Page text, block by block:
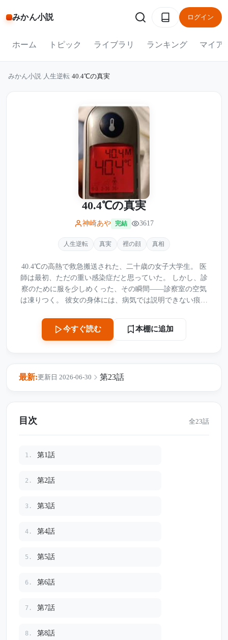
みかん小説 ログイン
ホーム トピック ライブラリ ランキング マイア
みかん小説 人生逆転 40.4℃の真実
40.4℃の真実
神崎あや 完結 3617
人生逆転 真実 裡の顔 真相
40.4℃の高熱で救急搬送された、二十歳の女子大学生。 医
師は最初、ただの重い感染症だと思っていた。 しかし、診
察のために服を少しめくった、その瞬間――診察室の空気
は凍りつく。 彼女の身体には、病気では説明できない痕跡
にも助けを求められなかったのか。 そして、彼女が涙を流
しながら口にした「脅迫されました」という一言が、事件
を思いもよらない方向へ動かしていく。 真実を追う刑事。
真相が読めない医療サスペンスです。 あなたなら、この事
今すぐ読む 本棚に追加
最新: 第23話
更新日 2026-06-30
目次 全23話
1. 第1話
2. 第2話
3. 第3話
4. 第4話
5. 第5話
6. 第6話
7. 第7話
8. 第8話